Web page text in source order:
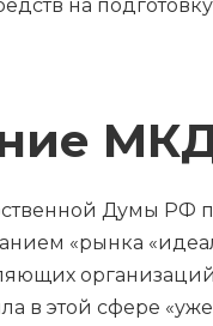
на
Думы РФ
«рынка
в этой сфере